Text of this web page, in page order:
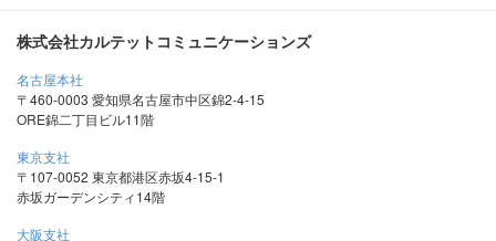
株式会社カルテットコミュニケーションズ
名古屋本社
〒460-0003 愛知県名古屋市中区錦2-4-15
ORE錦二丁目ビル11階
東京支社
〒107-0052 東京都港区赤坂4-15-1
赤坂ガーデンシティ14階
大阪支社